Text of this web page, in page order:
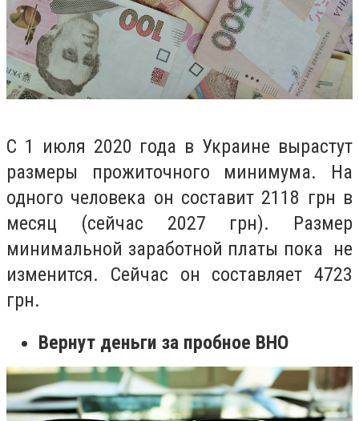
С 1 июля 2020 года в Украине вырастут
размеры прожиточного минимума. На
одного человека он составит 2118 грн в
месяц (сейчас 2027 грн). Размер
минимальной заработной платы пока не
изменится. Сейчас он составляет 4723
грн.
Вернут деньги за пробное ВНО